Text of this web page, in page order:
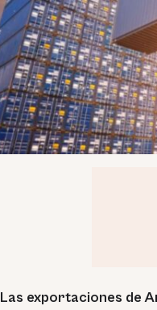
Las exportaciones de